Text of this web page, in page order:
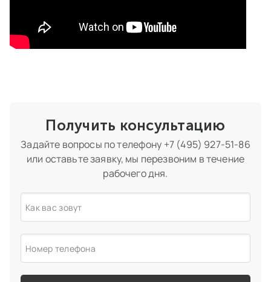
Получить консультацию
Задайте вопросы по телефону +7 (495) 927-51-86
или оставьте заявку, мы перезвоним в течение
рабочего дня.
Как вас зовут
Номер телефона